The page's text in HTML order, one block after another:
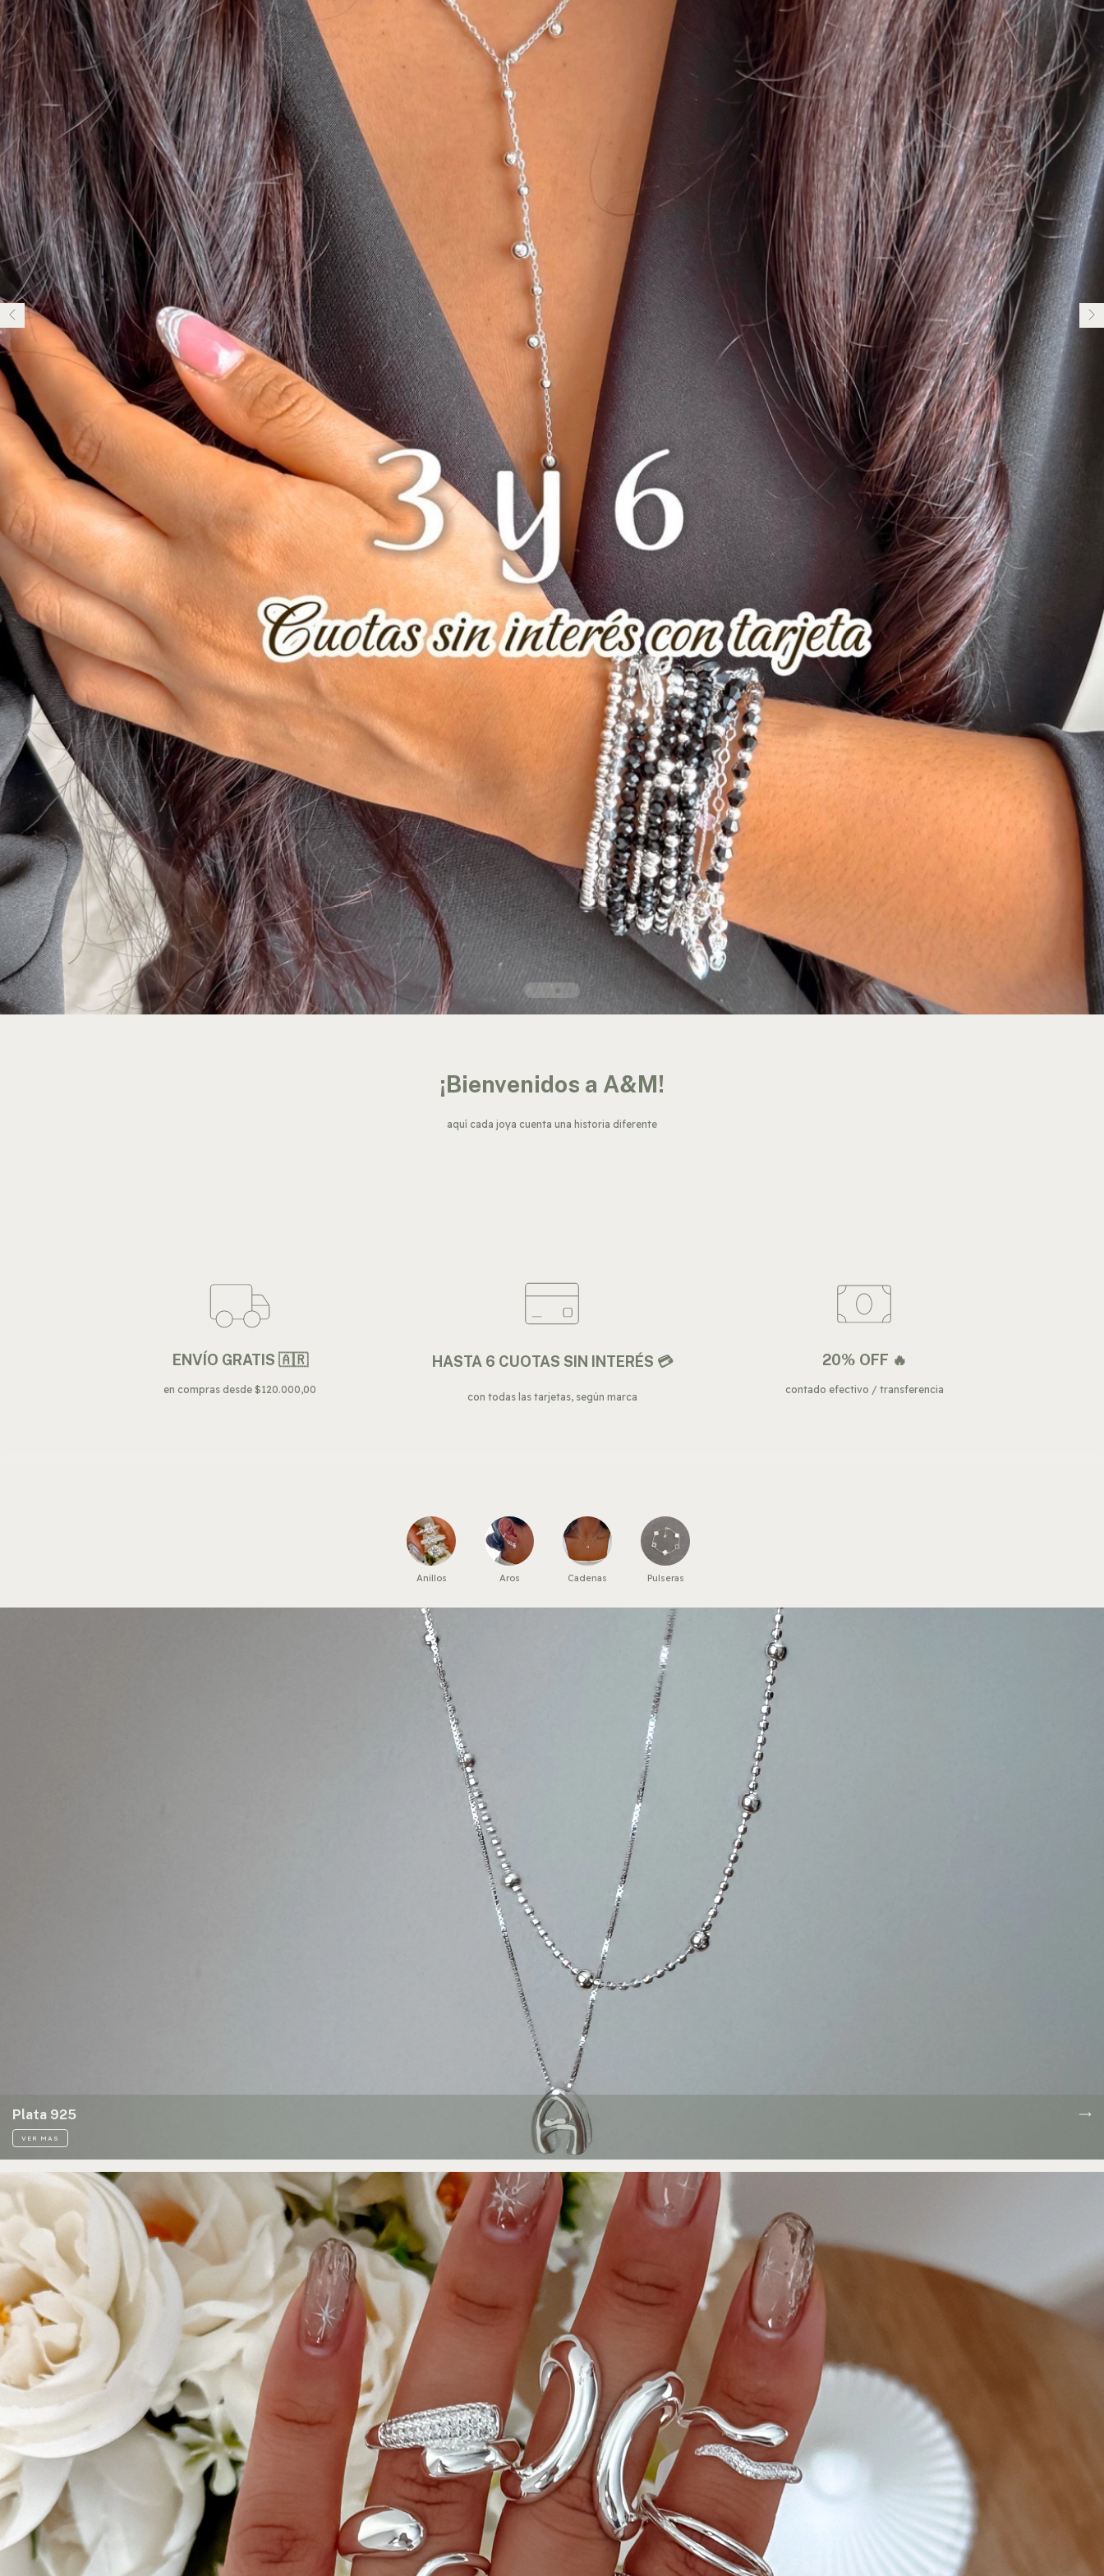
¡Bienvenidos a A&M!
aquí cada joya cuenta una historia diferente
ENVÍO GRATIS 🇦🇷
en compras desde $120.000,00
HASTA 6 CUOTAS SIN INTERÉS 💳
con todas las tarjetas, según marca
20% OFF 🔥
contado efectivo / transferencia
Anillos Aros Cadenas Pulseras
Plata 925
VER MAS